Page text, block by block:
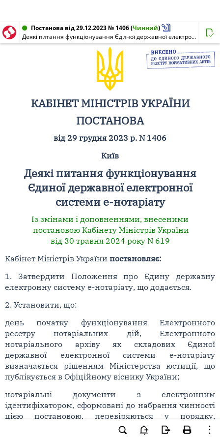
Постанова від 29.12.2023 № 1406(Чинний)
Деякі питання функціонування Єдиної державної електронної системи е-нотаріату